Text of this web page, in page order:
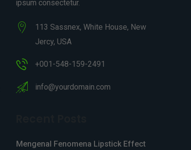
ipsum consectetur.
113 Sassnex, White House, New
Jercy, USA
+001-548-159-2491
info@yourdomain.com
Mengenal Fenomena Lipstick Effect